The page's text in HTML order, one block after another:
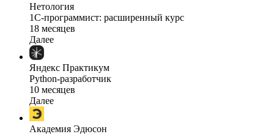
Нетология
1C-программист: расширенный курс
18 месяцев
Далее
Яндекс Практикум
Python-разработчик
10 месяцев
Далее
Академия Эдюсон